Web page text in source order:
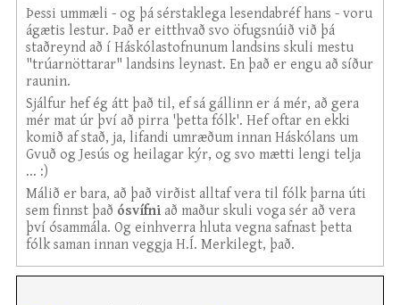
Þessi ummæli - og þá sérstaklega lesendabréf hans - voru
ágætis lestur. Það er eitthvað svo öfugsnúið við þá
staðreynd að í Háskólastofnunum landsins skuli mestu
"trúarnöttarar" landsins leynast. En það er engu að síður
raunin.
Sjálfur hef ég átt það til, ef sá gállinn er á mér, að gera
mér mat úr því að pirra 'þetta fólk'. Hef oftar en ekki
komið af stað, ja, lifandi umræðum innan Háskólans um
Gvuð og Jesús og heilagar kýr, og svo mætti lengi telja
... :)
Málið er bara, að það virðist alltaf vera til fólk þarna úti
sem finnst það ósvífni að maður skuli voga sér að vera
því ósammála. Og einhverra hluta vegna safnast þetta
fólk saman innan veggja H.Í. Merkilegt, það.